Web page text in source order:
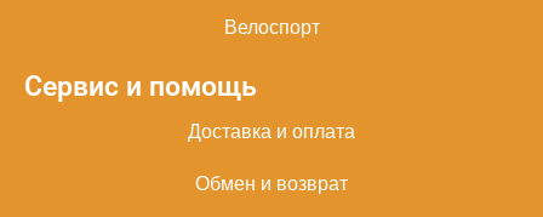
Велоспорт
Сервис и помощь
Доставка и оплата
Обмен и возврат